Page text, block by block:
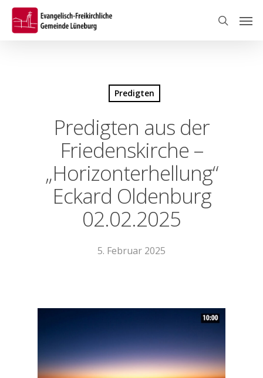
Skip
search
Predigten
Predigten aus der
Friedenskirche –
„Horizonterhellung“
Eckard Oldenburg
02.02.2025
5. Februar 2025